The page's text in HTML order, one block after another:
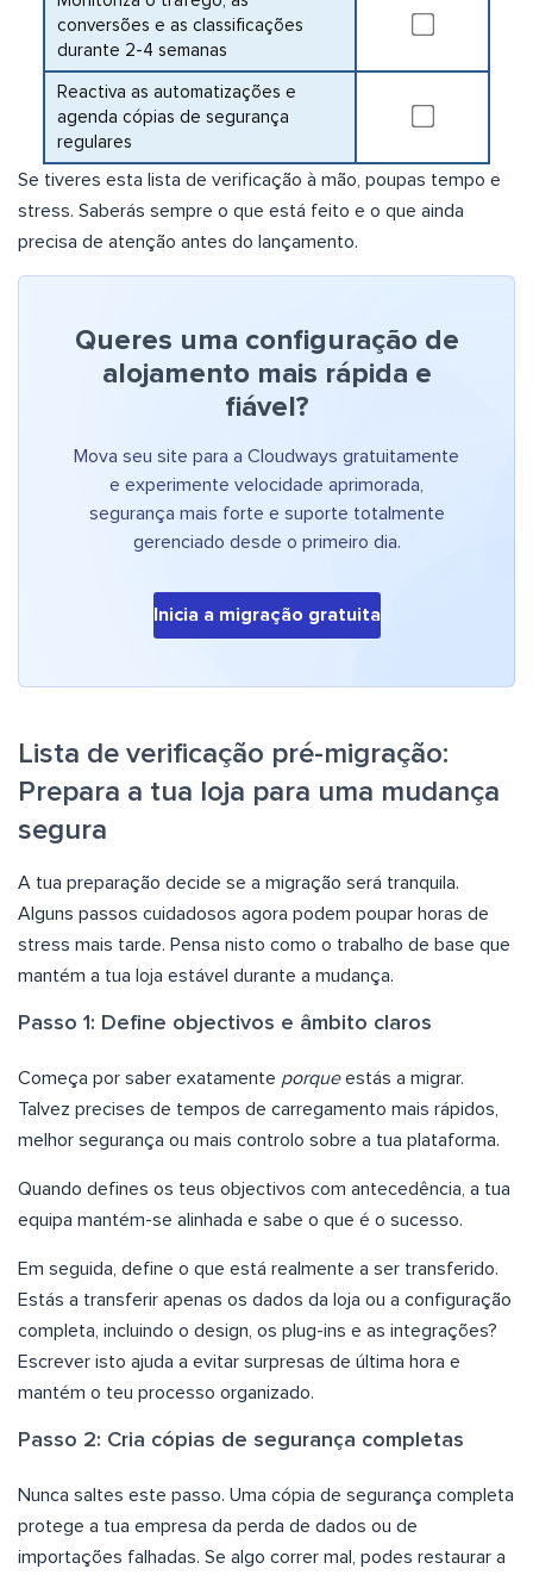
conversões e as classificações
durante 2-4 semanas
Reactiva as automatizações e
agenda cópias de segurança
regulares
Se tiveres esta lista de verificação à mão, poupas tempo e
stress. Saberás sempre o que está feito e o que ainda
precisa de atenção antes do lançamento.
Queres uma configuração de
alojamento mais rápida e
fiável?
Mova seu site para a Cloudways gratuitamente
e experimente velocidade aprimorada,
segurança mais forte e suporte totalmente
gerenciado desde o primeiro dia.
Inicia a migração gratuita
Lista de verificação pré-migração:
Prepara a tua loja para uma mudança
segura
A tua preparação decide se a migração será tranquila.
Alguns passos cuidadosos agora podem poupar horas de
stress mais tarde. Pensa nisto como o trabalho de base que
mantém a tua loja estável durante a mudança.
Passo 1: Define objectivos e âmbito claros
Começa por saber exatamente porqueestás a migrar.
Talvez precises de tempos de carregamento mais rápidos,
melhor segurança ou mais controlo sobre a tua plataforma.
Quando defines os teus objectivos com antecedência, a tua
equipa mantém-se alinhada e sabe o que é o sucesso.
Em seguida, define o que está realmente a ser transferido.
Estás a transferir apenas os dados da loja ou a configuração
completa, incluindo o design, os plug-ins e as integrações?
Escrever isto ajuda a evitar surpresas de última hora e
mantém o teu processo organizado.
Passo 2: Cria cópias de segurança completas
Nunca saltes este passo. Uma cópia de segurança completa
protege a tua empresa da perda de dados ou de
importações falhadas. Se algo correr mal, podes restaurar a